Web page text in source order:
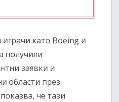
като Boeing и
получили
заявки и
области през
че тази